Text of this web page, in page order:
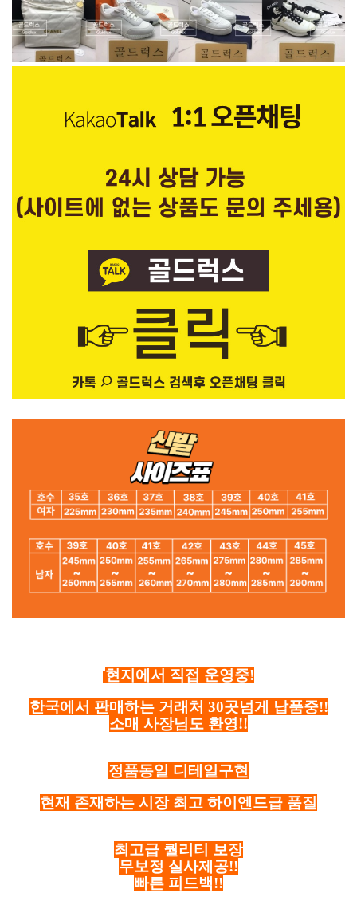
현지에서 직접 운영중!
한국에서 판매하는 거래처 30곳넘게 납품중!!
소매 사장님도 환영!!
정품동일 디테일구현
현재 존재하는 시장 최고 하이엔드급 품질
최고급 퀄리티 보장
무보정 실사제공!!
빠른 피드백!!